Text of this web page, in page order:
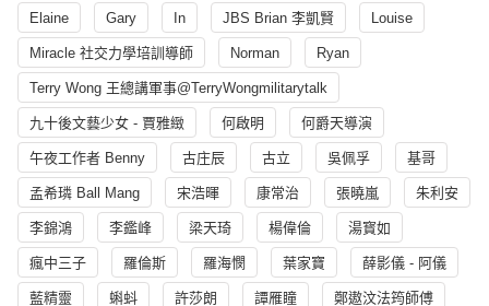
Elaine Gary In JBS Brian 李凱賢 Louise
Miracle 社交力學培訓導師 Norman Ryan
Terry Wong 王總講軍事@TerryWongmilitarytalk
九十後文藝少女 - 賈雅緻 何啟明 何爵天導演
午夜工作者 Benny 古庄辰 古立 吳佩孚 基哥
孟希璘 Ball Mang 宋浩暉 康常治 張曉嵐 朱利安
李錦鴻 李鑑峰 梁天琦 楊偉倫 湯寳如
瘋中三子 羅倫斯 羅海憫 葉家寶 薛影儀 - 阿儀
藍精靈 蝌蚪 許莎朗 譚雁瞳 鄭遨汶法筠師傅